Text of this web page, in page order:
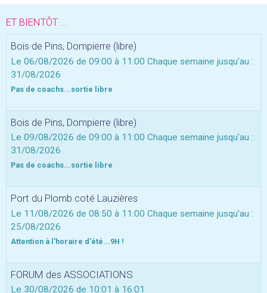
ET BIENTÔT ...
Bois de Pins, Dompierre (libre)
Le 06/08/2026 de 09:00 à 11:00 Chaque semaine jusqu'au :
31/08/2026
Pas de coachs...sortie libre
Bois de Pins, Dompierre (libre)
Le 09/08/2026 de 09:00 à 11:00 Chaque semaine jusqu'au :
31/08/2026
Pas de coachs...sortie libre
Port du Plomb coté Lauzières
Le 11/08/2026 de 08:50 à 11:00 Chaque semaine jusqu'au :
25/08/2026
Attention à l'horaire d'été...9H !
FORUM des ASSOCIATIONS
Le 30/08/2026 de 10:01 à 16:01